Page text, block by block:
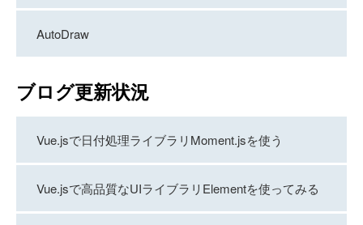
AutoDraw
ブログ更新状況
Vue.jsで日付処理ライブラリMoment.jsを使う
Vue.jsで高品質なUIライブラリElementを使ってみる